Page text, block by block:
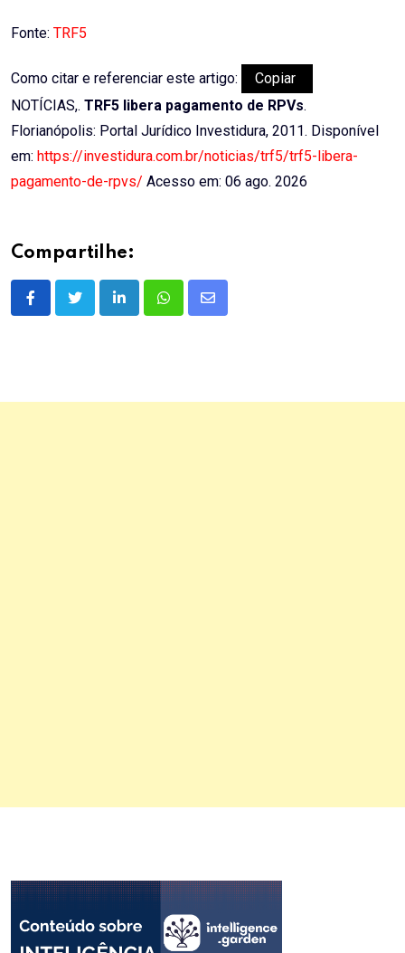
Fonte: TRF5
Como citar e referenciar este artigo:
Copiar
NOTÍCIAS,. TRF5 libera pagamento de RPVs.
Florianópolis: Portal Jurídico Investidura, 2011. Disponível
em: https://investidura.com.br/noticias/trf5/trf5-libera-
pagamento-de-rpvs/ Acesso em: 06 ago. 2026
Compartilhe:
LinkedInWhatsappShare